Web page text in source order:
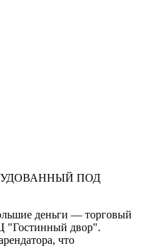
ПОД
деньги — торговый
"Гостинный двор".
что